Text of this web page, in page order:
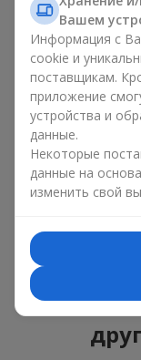
яркие букеты
Единственный
доступные для
Классический
природную форму
Крупные цветы и
которые подходят
просто как
Вашем
Информация с
cookie и
поставщикам.
приложение
устройства и
данные.
Некоторые
данные на
изменить свой